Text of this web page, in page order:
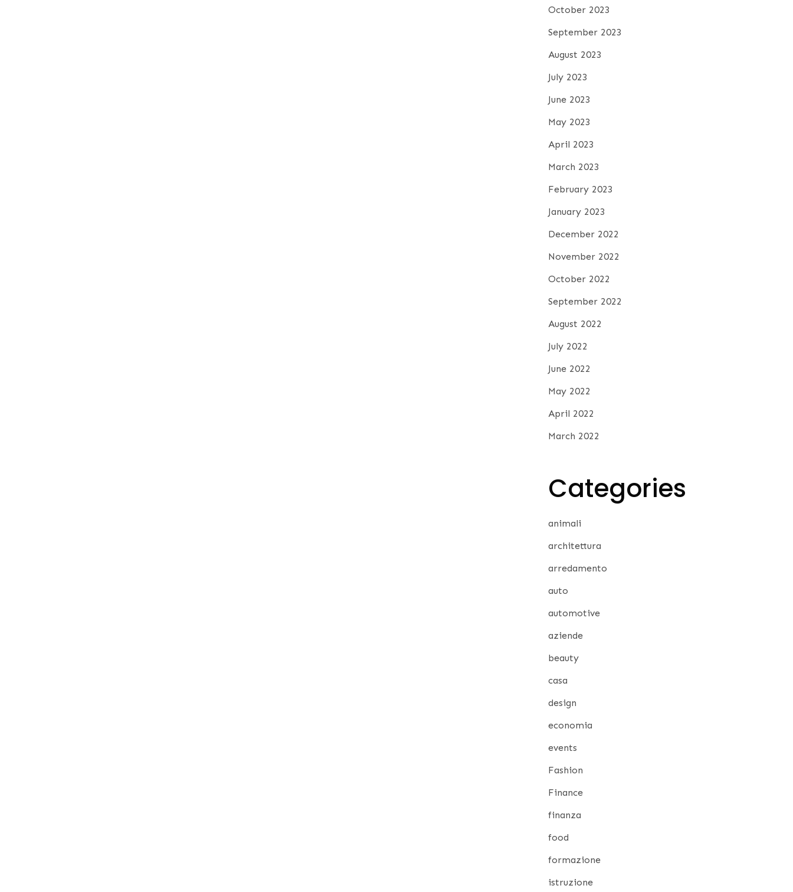
October 2023
September 2023
August 2023
July 2023
June 2023
May 2023
April 2023
March 2023
February 2023
January 2023
December 2022
November 2022
October 2022
September 2022
August 2022
July 2022
June 2022
May 2022
April 2022
March 2022
Categories
animali
architettura
arredamento
auto
automotive
aziende
beauty
casa
design
economia
events
Fashion
Finance
finanza
food
formazione
istruzione